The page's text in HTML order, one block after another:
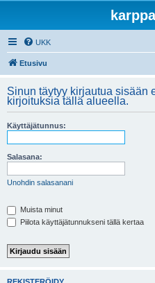
UKK
Etusivu
Sinun täytyy kirjautua sisään
kirjoituksia tällä alueella.
Käyttäjätunnus:
Salasana:
Unohdin salasanani
Muista minut
Piilota käyttäjätunnukseni tällä kertaa